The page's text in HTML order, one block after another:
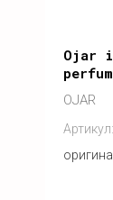
Ojar
OJAR
Артикул: